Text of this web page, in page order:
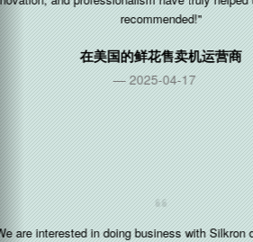
在美国的年龄验证设备
2024-04-03
"You guys have been fantastic through